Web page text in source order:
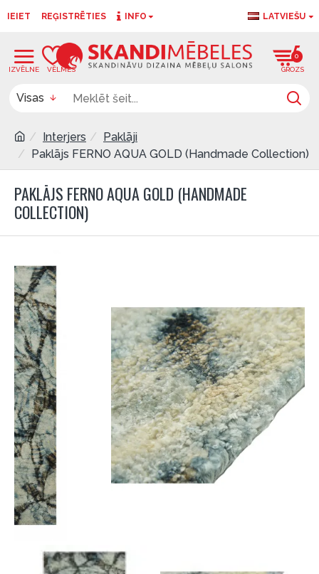
IEIET REĢISTRĒTIES INFO LATVIEŠU
0
Visas
Interjers
Paklāji
Paklājs FERNO AQUA GOLD (Handmade Collection)
PAKLĀJS FERNO AQUA GOLD (HANDMADE
COLLECTION)